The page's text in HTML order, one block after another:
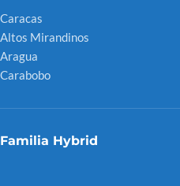
Caracas
Altos Mirandinos
Aragua
Carabobo
Familia Hybrid